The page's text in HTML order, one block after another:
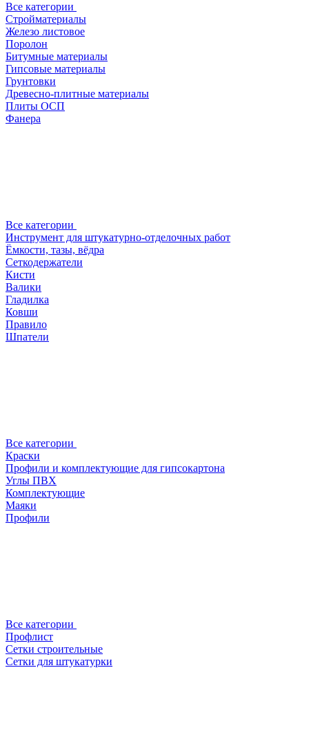
Все категории
Стройматериалы
Железо листовое
Поролон
Битумные материалы
Гипсовые материалы
Грунтовки
Древесно-плитные материалы
Плиты ОСП
Фанера
Все категории
Инструмент для штукатурно-отделочных работ
Ёмкости, тазы, вёдра
Сеткодержатели
Кисти
Валики
Гладилка
Ковши
Правило
Шпатели
Все категории
Краски
Профили и комплектующие для гипсокартона
Углы ПВХ
Комплектующие
Маяки
Профили
Все категории
Профлист
Сетки строительные
Сетки для штукатурки